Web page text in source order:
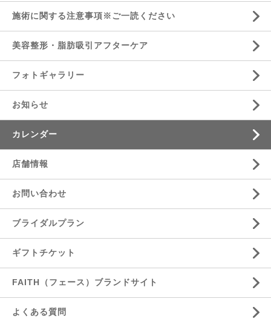
施術に関する注意事項※ご一読ください
美容整形・脂肪吸引アフターケア
フォトギャラリー
お知らせ
カレンダー
店舗情報
お問い合わせ
ブライダルプラン
ギフトチケット
FAITH（フェース）ブランドサイト
よくある質問